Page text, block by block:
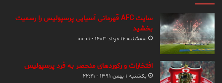
سایت AFC قهرمانی آسیایی پرسپولیس را رسمیت
بخشید
سه‌شنبه ۱۶ مرداد ۱۴۰۳ - ۰۰:۰۱
افتخارات و رکوردهای منحصر به فرد پرسپولیس
یکشنبه ۱ بهمن ۱۳۹۱ - ۲۲:۴۱